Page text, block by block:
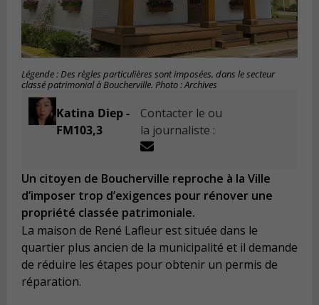
Légende : Des règles particulières sont imposées, dans le secteur
classé patrimonial à Boucherville. Photo : Archives
Katina Diep -
FM103,3
Contacter le ou
la journaliste :
Un citoyen de Boucherville reproche à la Ville
d’imposer trop d’exigences pour rénover une
propriété classée patrimoniale.
La maison de René Lafleur est située dans le
quartier plus ancien de la municipalité et il demande
de réduire les étapes pour obtenir un permis de
réparation.